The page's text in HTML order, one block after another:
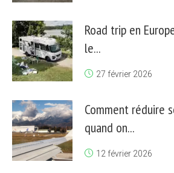
Road trip en
le...
27 février 2026
Comment réduire
quand on...
12 février 2026